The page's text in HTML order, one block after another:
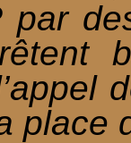
par
place